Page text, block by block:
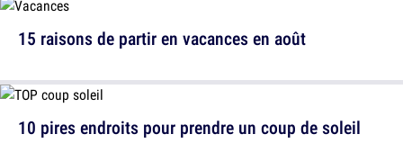
15 raisons de partir en vacances en août
10 pires endroits pour prendre un coup de soleil